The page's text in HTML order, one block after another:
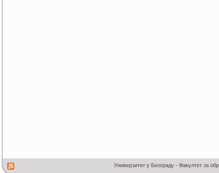
Универзитет у Београду - Факултет за